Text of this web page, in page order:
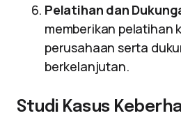
Pelatihan dan
memberikan pelatihan
perusahaan serta
berkelanjutan.
Studi Kasus